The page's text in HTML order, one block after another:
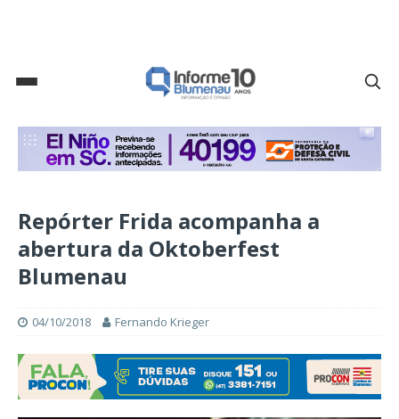
Repórter Frida acompanha a
abertura da Oktoberfest
Blumenau
04/10/2018 Fernando Krieger